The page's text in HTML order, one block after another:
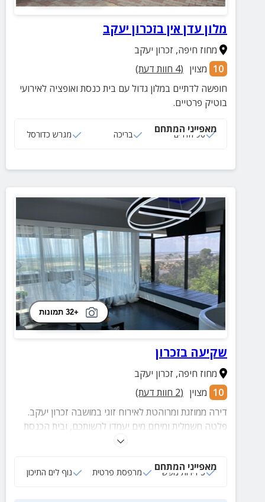
מלון עדן אין בזכרון יעקב
מחוז חיפה, זכרון יעקב
10 מצוין (
4 חוות דעת)
חופשה לדתיים במלון גדול עם בית כנסת ואופציה לאירועי
בוטיק פרטיים.
מאפייני המתחם
96 חדרים בריכה מגרש כדורסל
+32 תמונות
שקיעה בזכרון
מחוז חיפה, זכרון יעקב
10 מצוין (
2 חוות דעת)
דירה ממוזגת ומרוהטת לאירוח זוגי במושבה זכרון יעקב.
פלטה חשמלית ומיחם מים יעמדו לרשותכם, ובית הכנסת
המקומי נמצא במרחק הליכה.
מאפייני המתחם
3 דירות נופש מרפסת פרטית נוף לים התיכון